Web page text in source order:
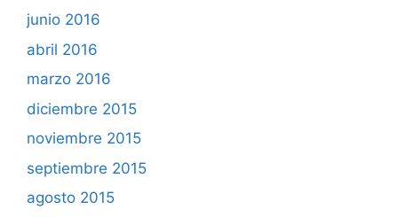
junio 2016
abril 2016
marzo 2016
diciembre 2015
noviembre 2015
septiembre 2015
agosto 2015